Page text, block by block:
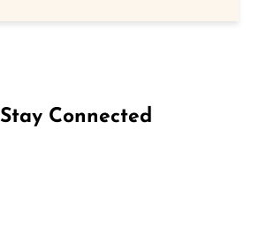
Stay Connected